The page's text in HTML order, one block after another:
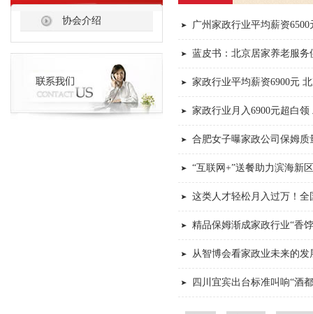
协会介绍 广州家政行业平均薪资6500
蓝皮书：北京居家养老服务
家政行业平均薪资6900元
家政行业月入6900元超白
合肥女子曝家政公司保姆
“互联网+”送餐助力滨海新
这类人才轻松月入过万！全
精品保姆渐成家政行业“香
从智博会看家政业未来的发
四川宜宾出台标准叫响“酒